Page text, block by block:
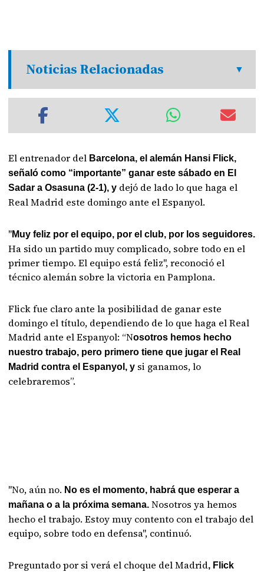
Noticias Relacionadas
El entrenador del Barcelona, el alemán Hansi Flick,
señaló como “importante” ganar este sábado en El
Sadar a Osasuna (2-1), y dejó de lado lo que haga el
Real Madrid este domingo ante el Espanyol.
"Muy feliz por el equipo, por el club, por los seguidores.
Ha sido un partido muy complicado, sobre todo en el
primer tiempo. El equipo está feliz", reconoció el
técnico alemán sobre la victoria en Pamplona.
Flick fue claro ante la posibilidad de ganar este
domingo el título, dependiendo de lo que haga el Real
Madrid ante el Espanyol: “Nosotros hemos hecho
nuestro trabajo, pero primero tiene que jugar el Real
Madrid contra el Espanyol, y si ganamos, lo
celebraremos”.
"No, aún no. No es el momento, habrá que esperar a
mañana o a la próxima semana. Nosotros ya hemos
hecho el trabajo. Estoy muy contento con el trabajo del
equipo, sobre todo en defensa", continuó.
Preguntado por si verá el choque del Madrid, Flick